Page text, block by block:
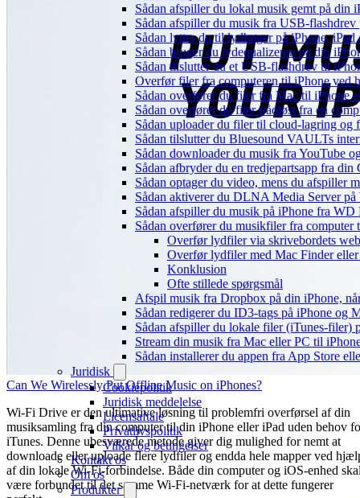
Sådan afspiller du lokal musik gemt på din
Sådan afspiller du musik fra USB-
Sådan lytter du til lydbøger på iPhone,
Sådan bruger du lydequalizeren på din
Sådan tilslutter du et USB-flashdrev til
Overfør filer fra computeren til iPhone
Sådan overfører du filer fra Mac til iPhone
Sådan overfører du filer trådløst fra en
Sådan uploader du filer til cloud-lagring
Sådan tilslutter du Bluesound VAULTs
Sådan downloader du musik fra YouTube
Sådan afbryder du en tredjepartsapp fra din
Sådan optager du video, mens du afspiller
Sådan aktiverer du DLNA Media Server
Sådan afspiller du musik på iPhone fra
Sådan overfører du musikfiler fra
Overfør lydfiler via skrivebordets
Overfør lydfiler med Mac Finder
Konklusion
Ofte stillede spørgsmål
Afspil musik fra Dropbox på din iPhone,
Sådan redigerer du ID3-tags på iPhone og
Sådan afspiller du lokale filer (iTunes-filer)
Stream din musik fra Mac eller PC til
Sådan installerer du appen fra App Store
Juridisk
Cookiepolitik
Juridisk meddelelse
Licensaftale
Privatlivspolitik
Vilkår og betingelser
Kontakt os
Om os
Produkter
Can We Wirelessly Put Offline Music on iPhones?
Wi-Fi Drive er den ultimative løsning til problemfri overførsel af din
musiksamling fra din computer til din iPhone eller iPad uden behov
iTunes. Denne ubesværede metode giver dig mulighed for nemt at
downloade eller uploade flere lydfiler og endda hele mapper ved
af din lokale Wi-Fi-forbindelse. Både din computer og iOS-enhed
være forbundet til det samme Wi-Fi-netværk for at dette fungerer